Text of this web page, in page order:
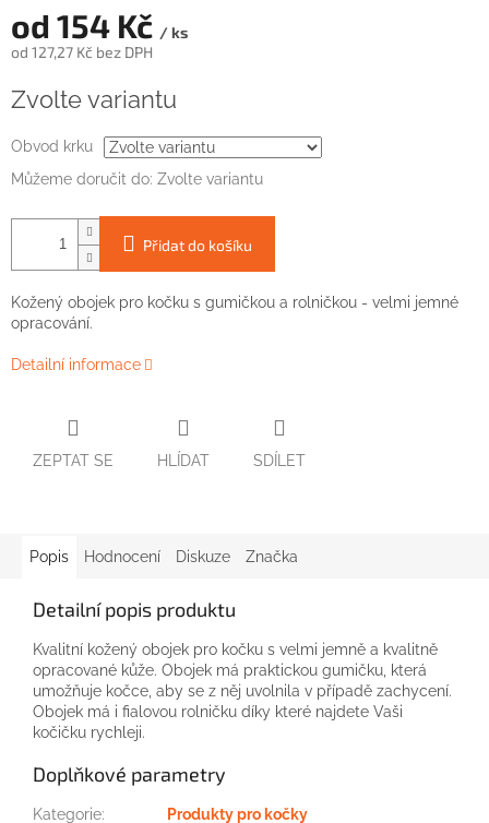
od 154 Kč / ks
od 127,27 Kč bez DPH
cena:
Zvolte variantu
Obvod krku
Můžeme doručit do: Zvolte variantu
Přidat do košíku
Kožený obojek pro kočku s gumičkou a rolničkou - velmi jemné
opracování.
Detailní informace
ZEPTAT SE HLÍDAT SDÍLET
Popis Hodnocení Diskuze Značka
Detailní popis produktu
Kvalitní kožený obojek pro kočku s velmi jemně a kvalitně
opracované kůže. Obojek má praktickou gumičku, která
umožňuje kočce, aby se z něj uvolnila v případě zachycení.
Obojek má i fialovou rolničku díky které najdete Vaši
kočičku rychleji.
Doplňkové parametry
Kategorie:
Produkty pro kočky